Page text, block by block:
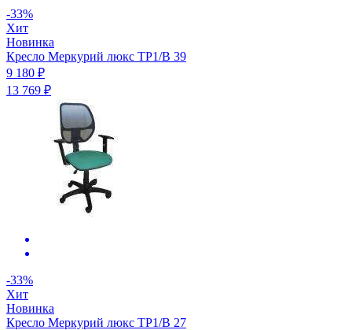
-33%
Хит
Новинка
Кресло Меркурий люкс ТР1/B 39
9 180 ₽
13 769 ₽
-33%
Хит
Новинка
Кресло Меркурий люкс ТР1/B 27